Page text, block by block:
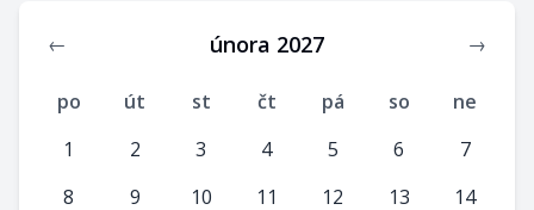
← února 2027 →
po út st čt pá so
ne
1
2 3 4 5 6
7
8
9 10 11 12 13 14